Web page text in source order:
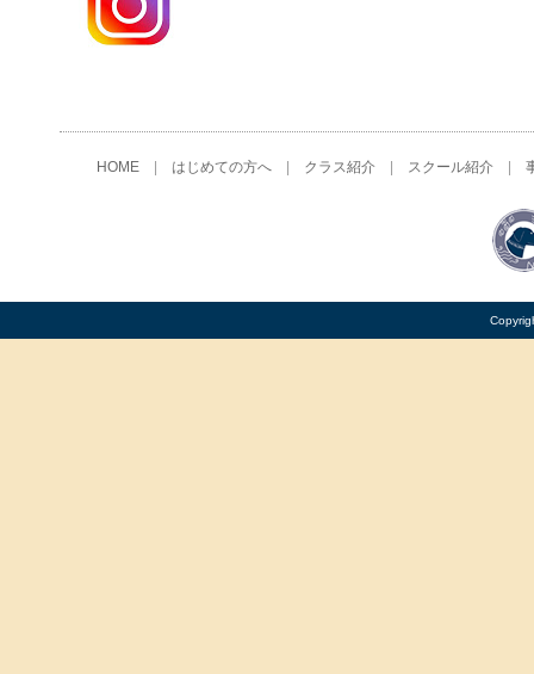
HOME| はじめての方へ| クラス紹介| スクール紹介|